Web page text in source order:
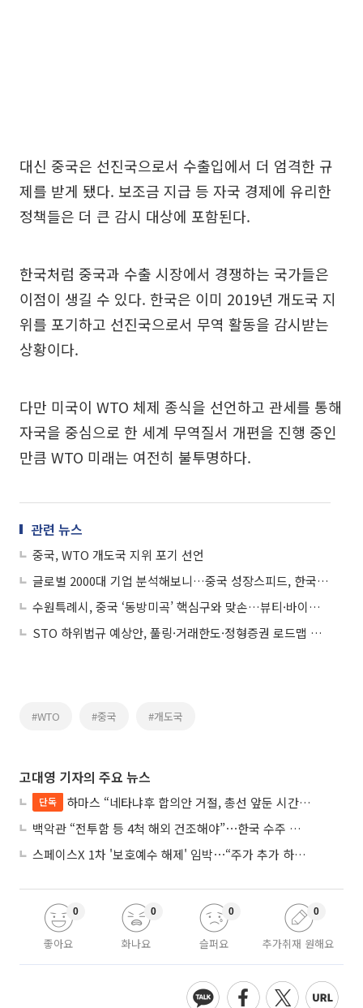
대신 중국은 선진국으로서 수출입에서 더 엄격한 규
제를 받게 됐다. 보조금 지급 등 자국 경제에 유리한
정책들은 더 큰 감시 대상에 포함된다.
한국처럼 중국과 수출 시장에서 경쟁하는 국가들은
이점이 생길 수 있다. 한국은 이미 2019년 개도국 지
위를 포기하고 선진국으로서 무역 활동을 감시받는
상황이다.
다만 미국이 WTO 체제 종식을 선언하고 관세를 통해
자국을 중심으로 한 세계 무역질서 개편을 진행 중인
만큼 WTO 미래는 여전히 불투명하다.
관련 뉴스
중국, WTO 개도국 지위 포기 선언
글로벌 2000대 기업 분석해보니…중국 성장스피드, 한국의 6.3배
수원특례시, 중국 ‘동방미곡’ 핵심구와 맞손…뷰티·바이오 투자유치 가속
STO 하위법규 예상안, 풀링·거래한도·정형증권 로드맵 제시
#WTO #중국 #개도국
고대영 기자의 주요 뉴스
단독
하마스 “네타냐후 합의안 거절, 총선 앞둔 시간 끌기”
백악관 “전투함 등 4척 해외 건조해야”⋯한국 수주 기대
스페이스X 1차 '보호예수 해제' 임박⋯“주가 추가 하락 가능성”
좋아요
0
화나요
0
슬퍼요
0
추가취재 원해요
0